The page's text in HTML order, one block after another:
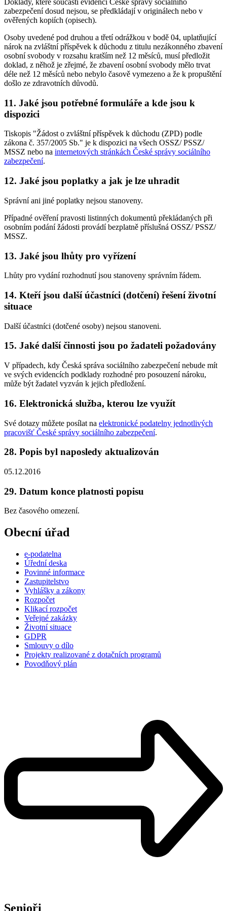
Doklady, které součástí evidencí České správy sociálního
zabezpečení dosud nejsou, se předkládají v originálech nebo v
ověřených kopiích (opisech).
Osoby uvedené pod druhou a třetí odrážkou v bodě 04, uplatňující
nárok na zvláštní příspěvek k důchodu z titulu nezákonného zbavení
osobní svobody v rozsahu kratším než 12 měsíců, musí předložit
doklad, z něhož je zřejmé, že zbavení osobní svobody mělo trvat
déle než 12 měsíců nebo nebylo časově vymezeno a že k propuštění
došlo ze zdravotních důvodů.
11. Jaké jsou potřebné formuláře a kde jsou k
dispozici
Tiskopis "Žádost o zvláštní příspěvek k důchodu (ZPD) podle
zákona č. 357/2005 Sb." je k dispozici na všech OSSZ/ PSSZ/
MSSZ nebo na internetových stránkách České správy sociálního
zabezpečení.
12. Jaké jsou poplatky a jak je lze uhradit
Správní ani jiné poplatky nejsou stanoveny.
Případné ověření pravosti listinných dokumentů překládaných při
osobním podání žádosti provádí bezplatně příslušná OSSZ/ PSSZ/
MSSZ.
13. Jaké jsou lhůty pro vyřízení
Lhůty pro vydání rozhodnutí jsou stanoveny správním řádem.
14. Kteří jsou další účastníci (dotčení) řešení životní
situace
Další účastníci (dotčené osoby) nejsou stanoveni.
15. Jaké další činnosti jsou po žadateli požadovány
V případech, kdy Česká správa sociálního zabezpečení nebude mít
ve svých evidencích podklady rozhodné pro posouzení nároku,
může být žadatel vyzván k jejich předložení.
16. Elektronická služba, kterou lze využít
Své dotazy můžete posílat na elektronické podatelny jednotlivých
pracovišť České správy sociálního zabezpečení.
28. Popis byl naposledy aktualizován
05.12.2016
29. Datum konce platnosti popisu
Bez časového omezení.
Obecní úřad
e-podatelna
Úřední deska
Povinné informace
Zastupitelstvo
Vyhlášky a zákony
Rozpočet
Klikací rozpočet
Veřejné zakázky
Životní situace
GDPR
Smlouvy o dílo
Projekty realizované z dotačních programů
Povodňový plán
Senioři